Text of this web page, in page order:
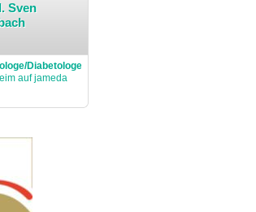
Sven
Diabetologe
auf jameda